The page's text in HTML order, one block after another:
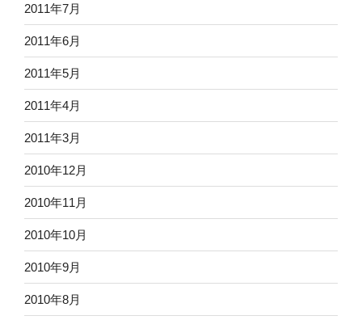
2011年7月
2011年6月
2011年5月
2011年4月
2011年3月
2010年12月
2010年11月
2010年10月
2010年9月
2010年8月